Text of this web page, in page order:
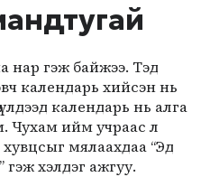
нар гэж байжээ. Тэд
календарь хийсэн нь
үлдээд календарь нь алга
Чухам ийм учраас л
мялаахдаа “Эд
гэж хэлдэг ажгуу.